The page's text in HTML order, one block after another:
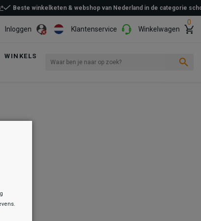
Inloggen Klantenservice
0
Winkelwagen
WINKELS
Beste winkelketen & webshop van Nederland in de categorie